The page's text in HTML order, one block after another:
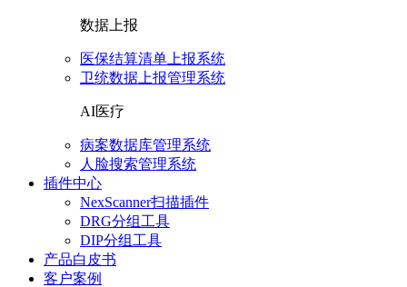
数据上报
医保结算清单上报系统
卫统数据上报管理系统
AI医疗
病案数据库管理系统
人脸搜索管理系统
插件中心
NexScanner扫描插件
DRG分组工具
DIP分组工具
产品白皮书
客户案例